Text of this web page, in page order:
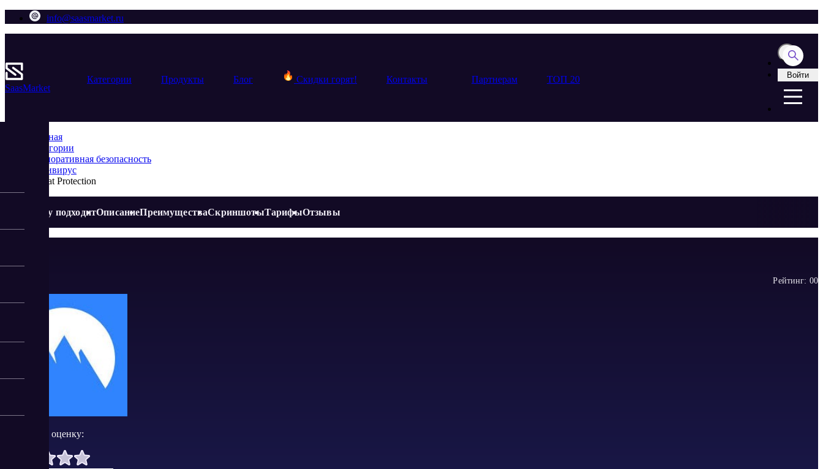
info@saasmarket.ru
SaasMarket
Категории Продукты Блог Скидки горят! Контакты Партнерам ТОП 20 Войти
Главная
Категории
Корпоративная безопасность
Антивирус
Threat Protection
Кому подходитОписаниеПреимуществаСкриншотыТарифыОтзывы
Рейтинг: 00
Поставить оценку: